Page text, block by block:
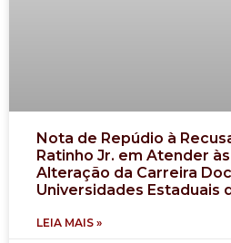
Nota de Repúdio à
Ratinho Jr. em Atender
Alteração da Carreira
Universidades Estaduais
LEIA MAIS »